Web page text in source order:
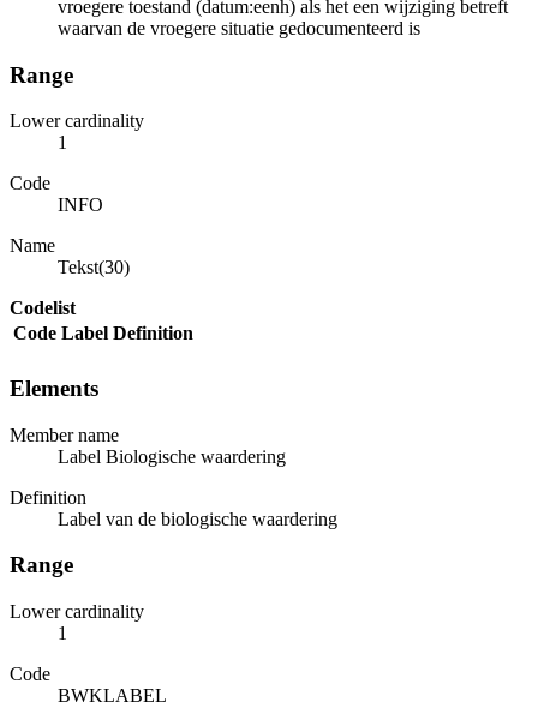
vroegere toestand (datum:eenh) als het een wijziging betreft
waarvan de vroegere situatie gedocumenteerd is
Range
Lower cardinality
1
Code
INFO
Name
Tekst(30)
Codelist
Code Label Definition
Elements
Member name
Label Biologische waardering
Definition
Label van de biologische waardering
Range
Lower cardinality
1
Code
BWKLABEL